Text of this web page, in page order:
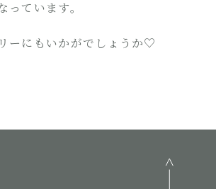
っています。
ーにもいかがでしょうか♡